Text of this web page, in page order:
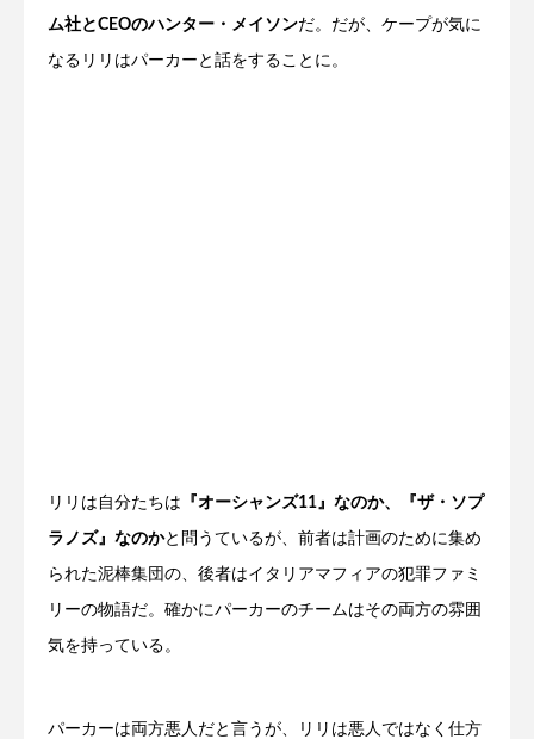
ム社とCEOのハンター・メイソンだ。だが、ケープが気に
なるリリはパーカーと話をすることに。
リリは自分たちは 『オーシャンズ11』なのか、『ザ・ソプ
ラノズ』なのかと問うているが、前者は計画のために集め
られた泥棒集団の、後者はイタリアマフィアの犯罪ファミ
リーの物語だ。確かにパーカーのチームはその両方の雰囲
気を持っている。
パーカーは両方悪人だと言うが、リリは悪人ではなく仕方